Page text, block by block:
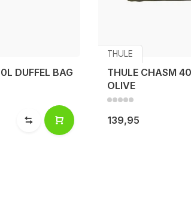
DUFFEL BAG
THULE
THULE CHASM
OLIVE
139,95